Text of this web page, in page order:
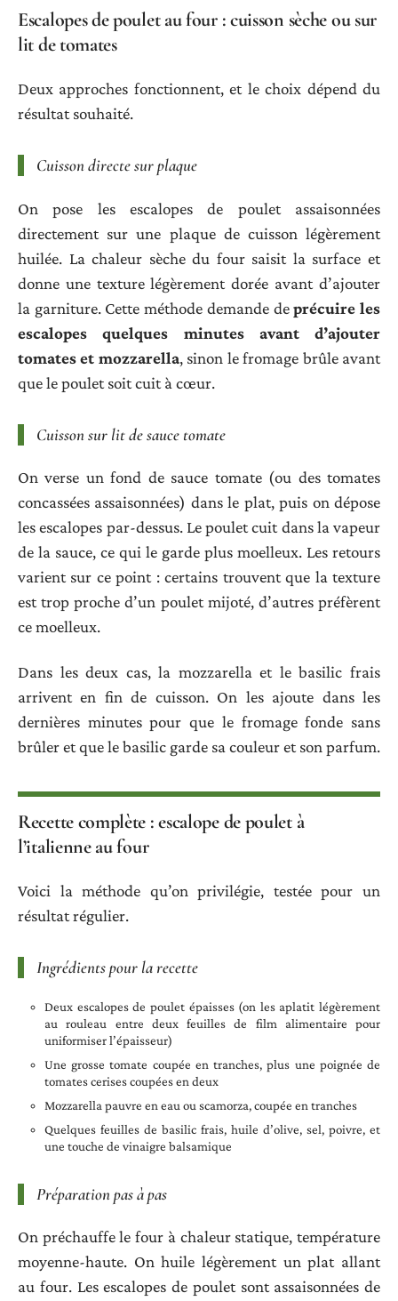
Escalopes de poulet au four : cuisson sèche ou sur
lit de tomates
Deux approches fonctionnent, et le choix dépend du
résultat souhaité.
Cuisson directe sur plaque
On pose les escalopes de poulet assaisonnées
directement sur une plaque de cuisson légèrement
huilée. La chaleur sèche du four saisit la surface et
donne une texture légèrement dorée avant d’ajouter
la garniture. Cette méthode demande deprécuire les
escalopes quelques minutes avant d’ajouter
tomates et mozzarella, sinon le fromage brûle avant
que le poulet soit cuit à cœur.
Cuisson sur lit de sauce tomate
On verse un fond de sauce tomate (ou des tomates
concassées assaisonnées) dans le plat, puis on dépose
les escalopes par-dessus. Le poulet cuit dans la vapeur
de la sauce, ce qui le garde plus moelleux. Les retours
varient sur ce point : certains trouvent que la texture
est trop proche d’un poulet mijoté, d’autres préfèrent
ce moelleux.
Dans les deux cas, la mozzarella et le basilic frais
arrivent en fin de cuisson. On les ajoute dans les
dernières minutes pour que le fromage fonde sans
brûler et que le basilic garde sa couleur et son parfum.
Recette complète : escalope de poulet à
l’italienne au four
Voici la méthode qu’on privilégie, testée pour un
résultat régulier.
Ingrédients pour la recette
Deux escalopes de poulet épaisses (on les aplatit légèrement
au rouleau entre deux feuilles de film alimentaire pour
uniformiser l’épaisseur)
Une grosse tomate coupée en tranches, plus une poignée de
tomates cerises coupées en deux
Mozzarella pauvre en eau ou scamorza, coupée en tranches
Quelques feuilles de basilic frais, huile d’olive, sel, poivre, et
une touche de vinaigre balsamique
Préparation pas à pas
On préchauffe le four à chaleur statique, température
moyenne-haute. On huile légèrement un plat allant
au four. Les escalopes de poulet sont assaisonnées de